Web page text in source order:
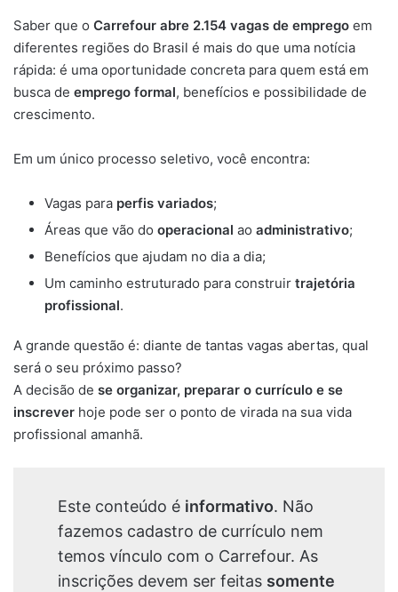
Saber que o Carrefour abre 2.154 vagas de emprego em
diferentes regiões do Brasil é mais do que uma notícia
rápida: é uma oportunidade concreta para quem está em
busca de emprego formal, benefícios e possibilidade de
crescimento.
Em um único processo seletivo, você encontra:
Vagas para perfis variados;
Áreas que vão do operacional ao administrativo;
Benefícios que ajudam no dia a dia;
Um caminho estruturado para construir trajetória
profissional.
A grande questão é: diante de tantas vagas abertas, qual
será o seu próximo passo?
A decisão de se organizar, preparar o currículo e se
inscrever hoje pode ser o ponto de virada na sua vida
profissional amanhã.
Este conteúdo é informativo. Não
fazemos cadastro de currículo nem
temos vínculo com o Carrefour. As
inscrições devem ser feitas somente